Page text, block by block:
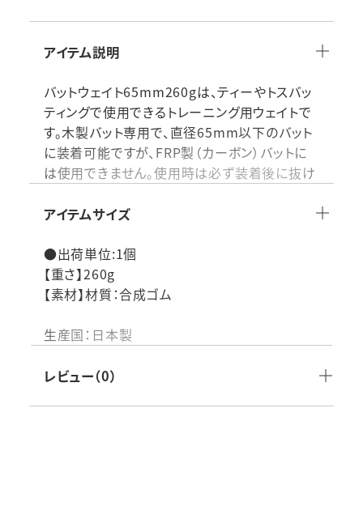
アイテム説明
バットウェイト65mm260gは、ティーやトスバッ
ティングで使用できるトレーニング用ウェイトで
す。木製バット専用で、直径65mm以下のバット
に装着可能ですが、FRP製（カーボン）バットに
は使用できません。使用時は必ず装着後に抜け
加えることで、スイングスピードや筋力を効率的
ーアップに役立つアイテムです。
品番：SLG655026
ティー･トスバッティングに使用出来ます｡
※直径(バットの最大の太さ)65mm以下のバッ
アイテムサイズ
●出荷単位:1個
【重さ】260g
【素材】材質：合成ゴム
生産国：日本製
レビュー（0）